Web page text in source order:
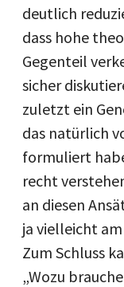
deutlich
dass hohe
Gegenteil
sicher
zuletzt ein
das natürlich
formuliert
recht
an diesen
ja vielleicht
Zum Schluss
„Wozu